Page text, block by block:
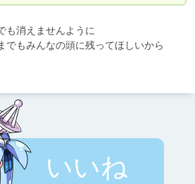
も消えませんように
でもみんなの頭に残ってほしいから
いいね